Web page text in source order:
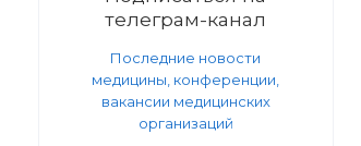
телеграм-канал
Последние новости
медицины, конференции,
вакансии медицинских
организаций